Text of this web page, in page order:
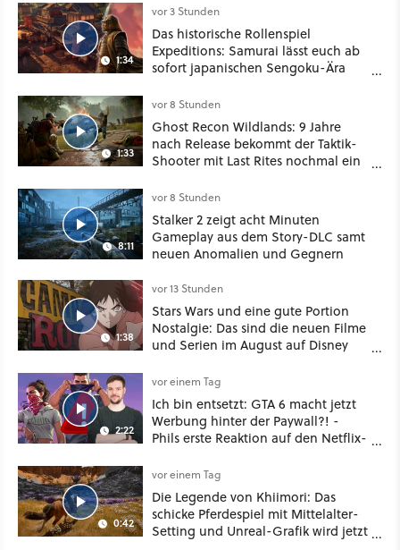
1:34
vor 3 Stunden
Das historische Rollenspiel
Expeditions: Samurai lässt euch ab
sofort japanischen Sengoku-Ära
oder Diplomatie
1:33
vor 8 Stunden
Ghost Recon Wildlands: 9 Jahre
nach Release bekommt der Taktik-
Shooter mit Last Rites nochmal ein
8:11
vor 8 Stunden
Stalker 2 zeigt acht Minuten
Gameplay aus dem Story-DLC samt
neuen Anomalien und Gegnern
1:38
vor 13 Stunden
Stars Wars und eine gute Portion
Nostalgie: Das sind die neuen Filme
und Serien im August auf Disney
2:22
vor einem Tag
Ich bin entsetzt: GTA 6 macht jetzt
Werbung hinter der Paywall?! -
Phils erste Reaktion auf den Netflix-
0:42
vor einem Tag
Die Legende von Khiimori: Das
schicke Pferdespiel mit Mittelalter-
Setting und Unreal-Grafik wird jetzt